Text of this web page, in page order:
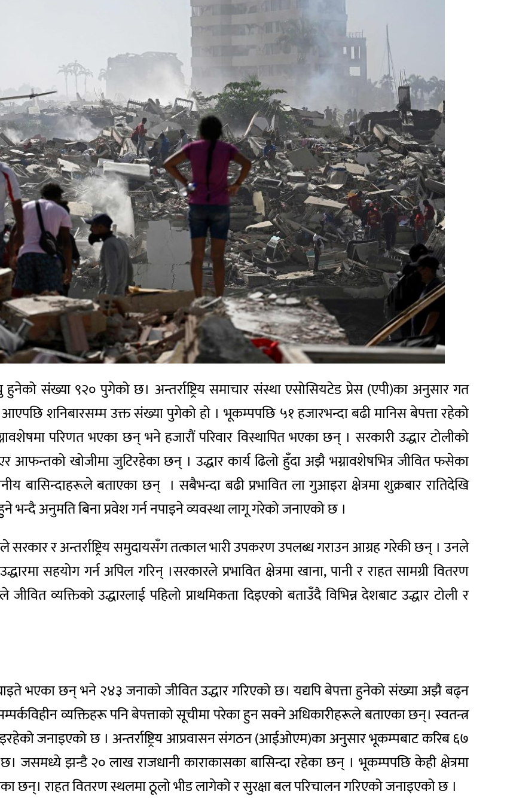
संख्या ९२० पुगेको छ। अन्तर्राष्ट्रिय समाचार संस्था एसोसियटेड प्रेस (एपी)का अनुसार गत
शनिबारसम्म उक्त संख्या पुगेको हो । भूकम्पपछि ५१ हजारभन्दा बढी मानिस बेपत्ता रहेको
परिणत भएका छन् भने हजारौं परिवार विस्थापित भएका छन् । सरकारी उद्धार टोलीको
खोजीमा जुटिरहेका छन् । उद्धार कार्य ढिलो हुँदा अझै भग्नावशेषभित्र जीवित फसेका
बासिन्दाहरूले बताएका छन् । सबैभन्दा बढी प्रभावित ला गुआइरा क्षेत्रमा शुक्रबार रातिदेखि
भन्दै अनुमति बिना प्रवेश गर्न नपाइने व्यवस्था लागू गरेको जनाएको छ ।
र अन्तर्राष्ट्रिय समुदायसँग तत्काल भारी उपकरण उपलब्ध गराउन आग्रह गरेकी छन् । उनले
सहयोग गर्न अपिल गरिन् ।सरकारले प्रभावित क्षेत्रमा खाना, पानी र राहत सामग्री वितरण
व्यक्तिको उद्धारलाई पहिलो प्राथमिकता दिइएको बताउँदै विभिन्न देशबाट उद्धार टोली र
भएका छन् भने २४३ जनाको जीवित उद्धार गरिएको छ। यद्यपि बेपत्ता हुनेको संख्या अझै बढ्न
व्यक्तिहरू पनि बेपत्ताको सूचीमा परेका हुन सक्ने अधिकारीहरूले बताएका छन्। स्वतन्त्र
जनाइएको छ । अन्तर्राष्ट्रिय आप्रवासन संगठन (आईओएम)का अनुसार भूकम्पबाट करिब ६७
जसमध्ये झन्डै २० लाख राजधानी काराकासका बासिन्दा रहेका छन् । भूकम्पपछि केही क्षेत्रमा
छन्। राहत वितरण स्थलमा ठूलो भीड लागेको र सुरक्षा बल परिचालन गरिएको जनाइएको छ ।